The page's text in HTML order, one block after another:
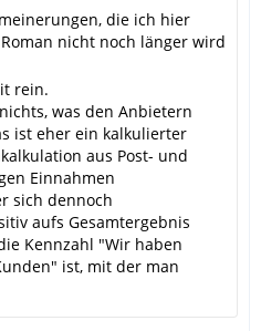
die ich hier
nicht noch länger wird
rein.
was den Anbietern
ist eher ein kalkulierter
aus Post- und
Einnahmen
sich dennoch
aufs Gesamtergebnis
Kennzahl "Wir haben
ist, mit der man